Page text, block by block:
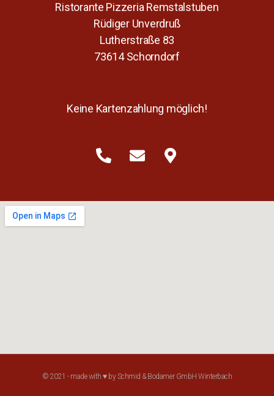
Ristorante Pizzeria Remstalstuben
Rüdiger Unverdruß
Lutherstraße 83
73614 Schorndorf
Keine Kartenzahlung möglich!
© 2021 - made with ♥ by Schmid & Bodamer GmbH Winterbach